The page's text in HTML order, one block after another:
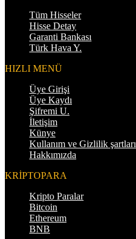
Tüm Hisseler
Hisse Detay
Garanti Bankası
Türk Hava Y.
HIZLI MENÜ
Üye Girişi
Üye Kaydı
Şifremi U.
İletişim
Künye
Kullanım ve Gizlilik şartları
Hakkımızda
KRİPTOPARA
Kripto Paralar
Bitcoin
Ethereum
BNB